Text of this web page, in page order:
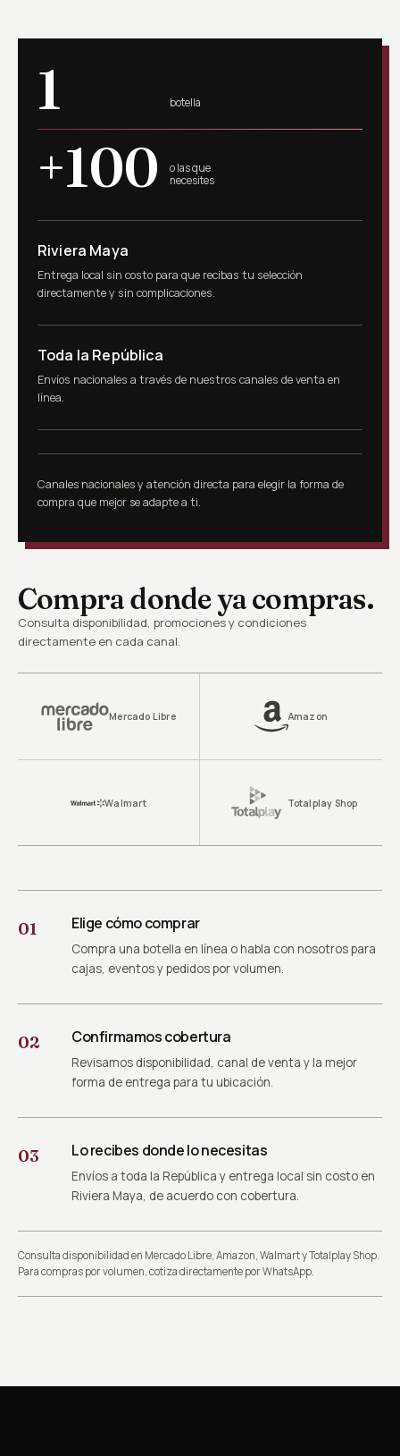
1 botella
+100
o las que
necesites
Riviera Maya
Entrega local sin costo para que recibas tu selección
directamente y sin complicaciones.
Toda la República
Envíos nacionales a través de nuestros canales de venta en
línea.
Canales nacionales y atención directa para elegir la forma de
compra que mejor se adapte a ti.
Compra donde ya compras.
Consulta disponibilidad, promociones y condiciones
directamente en cada canal.
Mercado Libre Amazon
Walmart Totalplay Shop
01 Elige cómo comprar
Compra una botella en línea o habla con nosotros para
cajas, eventos y pedidos por volumen.
02 Confirmamos cobertura
Revisamos disponibilidad, canal de venta y la mejor
forma de entrega para tu ubicación.
03 Lo recibes donde lo necesitas
Envíos a toda la República y entrega local sin costo en
Riviera Maya, de acuerdo con cobertura.
Consulta disponibilidad en Mercado Libre, Amazon, Walmart y Totalplay Shop.
Para compras por volumen, cotiza directamente por WhatsApp.